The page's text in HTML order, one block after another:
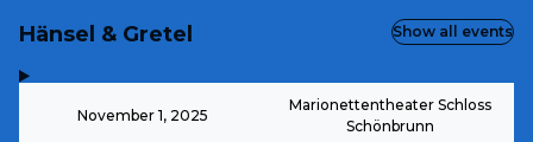
Hänsel & Gretel
November 1, 2025
Marionettentheater Schloss
Schönbrunn
Show all events